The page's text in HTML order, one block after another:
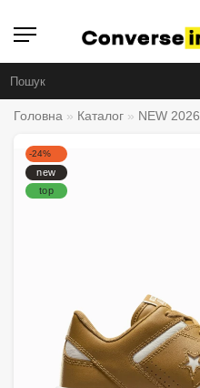
Головна Каталог NEW 2026
-24%
new
top